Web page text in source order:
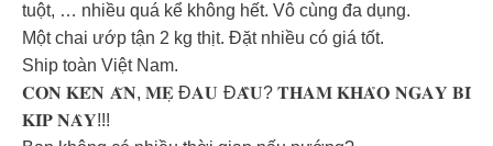
tuột, … nhiều quá kể không hết. Vô cùng đa dụng.
Một chai ướp tận 2 kg thịt. Đặt nhiều có giá tốt.
Ship toàn Việt Nam.
𝐂𝐎𝐍 𝐊𝐄́𝐍 𝐀̆𝐍, 𝐌𝐄̣ Đ𝐀𝐔 Đ𝐀̂̀𝐔? 𝐓𝐇𝐀𝐌 𝐊𝐇𝐀̉𝐎 𝐍𝐆𝐀𝐘 𝐁𝐈́
𝐊𝐈́𝐏 𝐍𝐀̀𝐘!!!